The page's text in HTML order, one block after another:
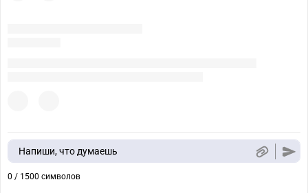
Напиши, что думаешь
0 / 1500 символов